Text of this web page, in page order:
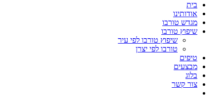
בית
אודותינו
מגדש טורבו
שיפוץ טורבו
שיפוץ טורבו לפי עיר
טורבו לפי יצרן
טיפים
מבצעים
בלוג
צור קשר